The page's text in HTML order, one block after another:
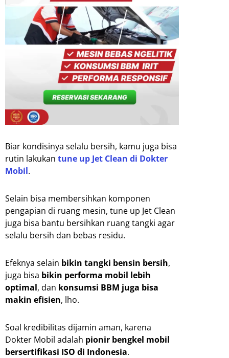
Biar kondisinya selalu bersih, kamu juga bisa
rutin lakukan tune up Jet Clean di Dokter
Mobil.
Selain bisa membersihkan komponen
pengapian di ruang mesin, tune up Jet Clean
juga bisa bantu bersihkan ruang tangki agar
selalu bersih dan bebas residu.
Efeknya selain bikin tangki bensin bersih,
juga bisa bikin performa mobil lebih
optimal, dan konsumsi BBM juga bisa
makin efisien, lho.
Soal kredibilitas dijamin aman, karena
Dokter Mobil adalah pionir bengkel mobil
bersertifikasi ISO di Indonesia.